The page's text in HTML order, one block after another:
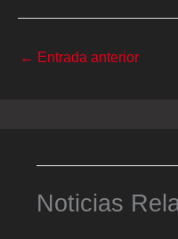
← Entrada anterior
Noticias